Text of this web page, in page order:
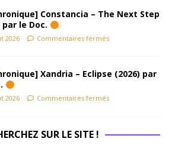
Constancia – The Next Step
par le Doc.
2026 Commentaires fermés
Xandria – Eclipse (2026) par
2026 Commentaires fermés
SUR LE SITE !